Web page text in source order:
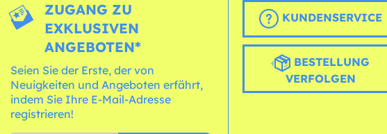
ZUGANG ZU
EXKLUSIVEN
ANGEBOTEN*
Seien Sie der Erste, der von
Neuigkeiten und Angeboten erfährt,
indem Sie Ihre E-Mail-Adresse
registrieren!
KUNDENSERVICE
BESTELLUNG
VERFOLGEN